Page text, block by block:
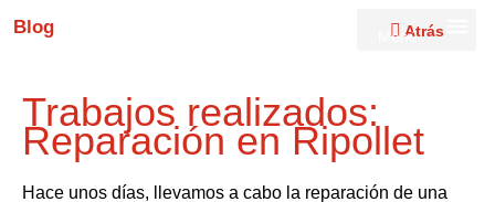
Blog Atrás
Trabajos realizados:
Reparación en Ripollet
Hace unos días, llevamos a cabo la reparación de una
Menú